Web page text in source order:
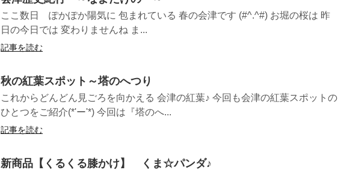
ここ数日 ぽかぽか陽気に 包まれている 春の会津です (#^.^#) お堀の桜は 昨
日の今日では 変わりませんね ま...
記事を読む
秋の紅葉スポット～塔のへつり
これからどんどん見ごろを向かえる 会津の紅葉♪ 今回も会津の紅葉スポットの
ひとつをご紹介(*'ー'*) 今回は『塔のへ...
記事を読む
新商品【くるくる膝かけ】 くま☆パンダ♪